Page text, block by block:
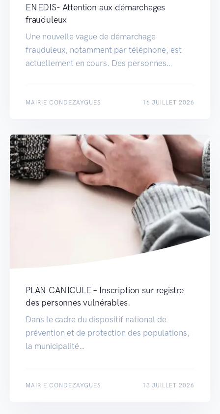
ENEDIS- Attention aux démarchages
frauduleux
Une nouvelle vague de démarchage
frauduleux, notamment par téléphone, est
actuellement en cours. Des personnes…
MAIRIE CONDEZAYGUES 16 JUILLET 2026
PLAN CANICULE – Inscription sur registre
des personnes vulnérables.
Dans le cadre du dispositif national de
prévention et de protection des populations,
la municipalité…
MAIRIE CONDEZAYGUES 13 JUILLET 2026